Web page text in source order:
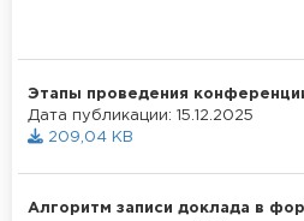
Этапы проведения
Дата публикации: 15.12.2025
209,04 KB
Алгоритм записи доклада в